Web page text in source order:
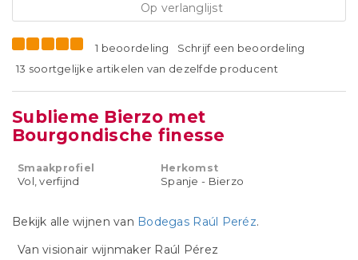
Op verlanglijst
1 beoordeling
Schrijf een beoordeling
13 soortgelijke artikelen van dezelfde producent
Sublieme Bierzo met
Bourgondische finesse
Smaakprofiel
Vol, verfijnd
Herkomst
Spanje - Bierzo
Bekijk alle wijnen van Bodegas Raúl Peréz.
Van visionair wijnmaker Raúl Pérez